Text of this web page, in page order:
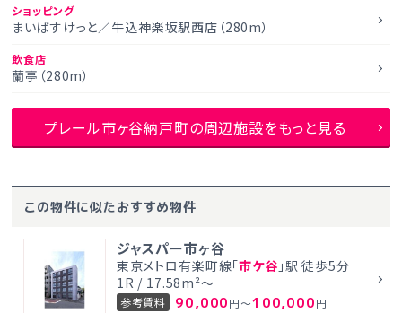
ショッピング
まいばすけっと／牛込神楽坂駅西店（280m）
飲食店
蘭亭（280m）
プレール市ヶ谷納戸町の周辺施設をもっと見る
この物件に似たおすすめ物件
ジャスパー市ヶ谷
東京メトロ有楽町線「市ケ谷 」駅 徒歩5分
1R / 17.58m²～
参考賃料 90,000円～100,000円